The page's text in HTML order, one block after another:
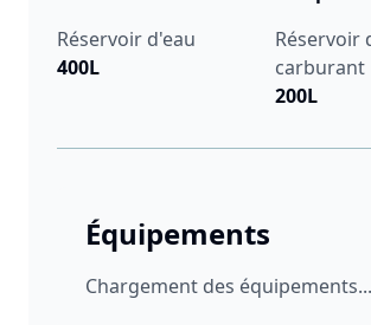
Réservoir d'eau
400L
Réservoir
carburant
200L
Équipements
Chargement des équipements...